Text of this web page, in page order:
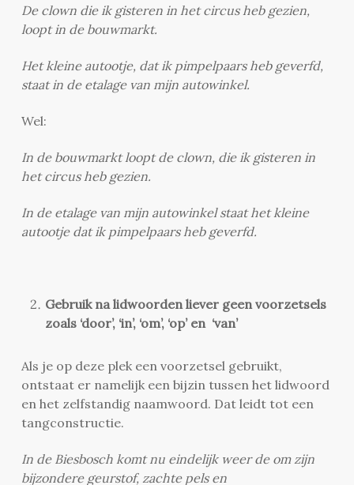
De clown die ik gisteren in het circus heb gezien,
loopt in de bouwmarkt.
Het kleine autootje, dat ik pimpelpaars heb geverfd,
staat in de etalage van mijn autowinkel.
Wel:
In de bouwmarkt loopt de clown, die ik gisteren in
het circus heb gezien.
In de etalage van mijn autowinkel staat het kleine
autootje dat ik pimpelpaars heb geverfd.
Gebruik na lidwoorden liever geen voorzetsels
zoals ‘door’, ‘in’, ‘om’, ‘op’ en ‘van’
Als je op deze plek een voorzetsel gebruikt,
ontstaat er namelijk een bijzin tussen het lidwoord
en het zelfstandig naamwoord. Dat leidt tot een
tangconstructie.
In de Biesbosch komt nu eindelijk weer de om zijn
bijzondere geurstof, zachte pels en